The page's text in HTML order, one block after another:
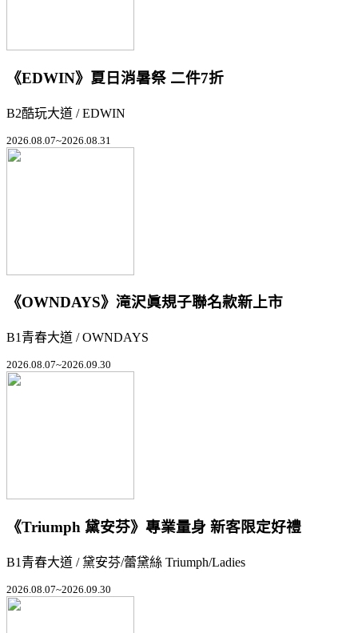
《EDWIN》夏日消暑祭 二件7折
B2酷玩大道 / EDWIN
2026.08.07~2026.08.31
《OWNDAYS》滝沢眞規子聯名款新上市
B1青春大道 / OWNDAYS
2026.08.07~2026.09.30
《Triumph 黛安芬》專業量身 新客限定好禮
B1青春大道 / 黛安芬/蕾黛絲 Triumph/Ladies
2026.08.07~2026.09.30